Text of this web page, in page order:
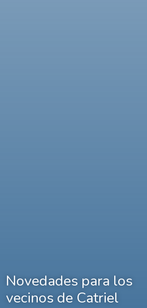
Novedades para los
vecinos de Catriel